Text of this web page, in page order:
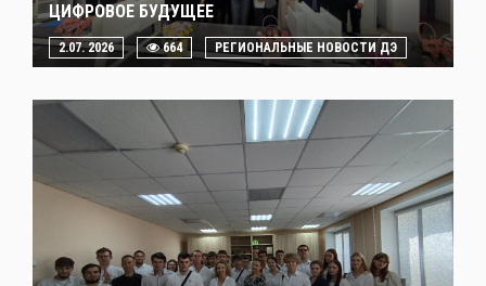
ЦИФРОВОЕ БУДУЩЕЕ
2.07. 2026 664 РЕГИОНАЛЬНЫЕ НОВОСТИ ДЭ